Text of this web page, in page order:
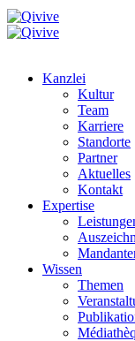
Kanzlei
Kultur
Team
Karriere
Standorte
Partner
Aktuelles
Kontakt
Expertise
Wissen
Themen